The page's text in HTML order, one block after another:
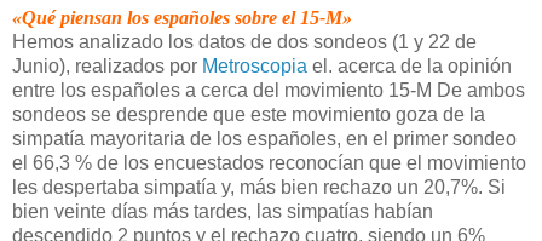
«Qué piensan los españoles sobre el 15-M»
Hemos analizado los datos de dos sondeos (1 y 22 de
Junio), realizados por Metroscopia el. acerca de la opinión
entre los españoles a cerca del movimiento 15-M De ambos
sondeos se desprende que este movimiento goza de la
simpatía mayoritaria de los españoles, en el primer sondeo
el 66,3 % de los encuestados reconocían que el movimiento
les despertaba simpatía y, más bien rechazo un 20,7%. Si
bien veinte días más tardes, las simpatías habían
descendido 2 puntos y el rechazo cuatro, siendo un 6%